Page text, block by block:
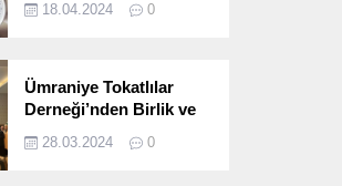
18.04.2024 0
Ümraniye Tokatlılar
Derneği’nden Birlik ve
Programı
28.03.2024 0